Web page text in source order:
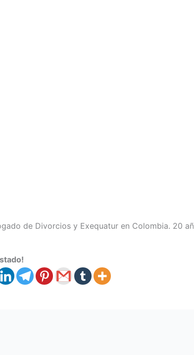
de Divorcios y Exequatur en Colombia. 20